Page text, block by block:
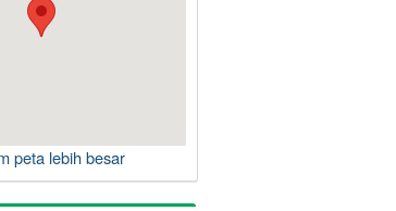
peta lebih besar